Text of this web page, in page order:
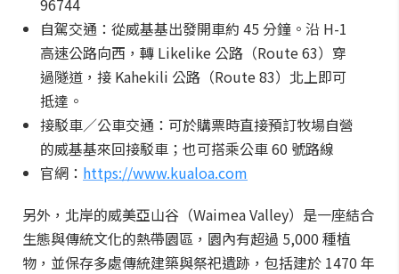
96744
自駕交通：從威基基出發開車約 45 分鐘。沿 H-1
高速公路向西，轉 Likelike 公路（Route 63）穿
過隧道，接 Kahekili 公路（Route 83）北上即可
抵達。
接駁車／公車交通：可於購票時直接預訂牧場自營
的威基基來回接駁車；也可搭乘公車 60 號路線
官網： https://www.kualoa.com
另外，北岸的威美亞山谷（Waimea Valley）是一座結合
生態與傳統文化的熱帶園區，園內有超過 5,000 種植
物，並保存多處傳統建築與祭祀遺跡，包括建於 1470 年